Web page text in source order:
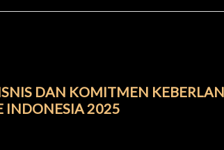
DAN KOMITMEN
INDONESIA 2025